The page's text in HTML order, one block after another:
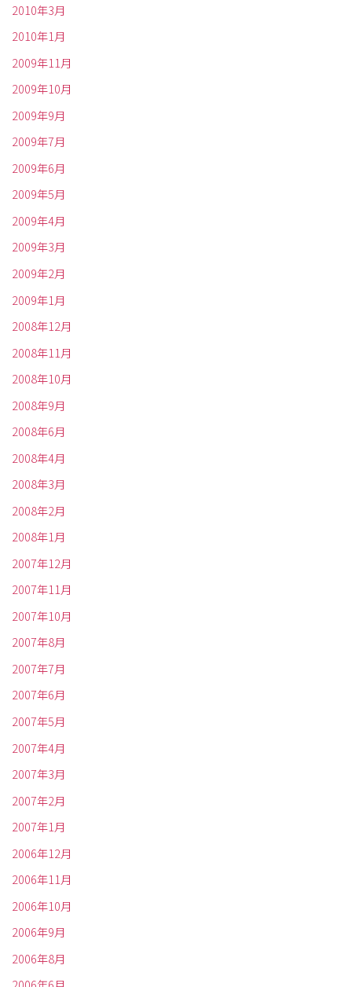
2010年3月
2010年1月
2009年11月
2009年10月
2009年9月
2009年7月
2009年6月
2009年5月
2009年4月
2009年3月
2009年2月
2009年1月
2008年12月
2008年11月
2008年10月
2008年9月
2008年6月
2008年4月
2008年3月
2008年2月
2008年1月
2007年12月
2007年11月
2007年10月
2007年8月
2007年7月
2007年6月
2007年5月
2007年4月
2007年3月
2007年2月
2007年1月
2006年12月
2006年11月
2006年10月
2006年9月
2006年8月